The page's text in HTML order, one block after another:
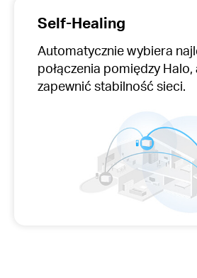
Self-Healing
Automatycznie wybiera
połączenia pomiędzy Halo,
zapewnić stabilność sieci.